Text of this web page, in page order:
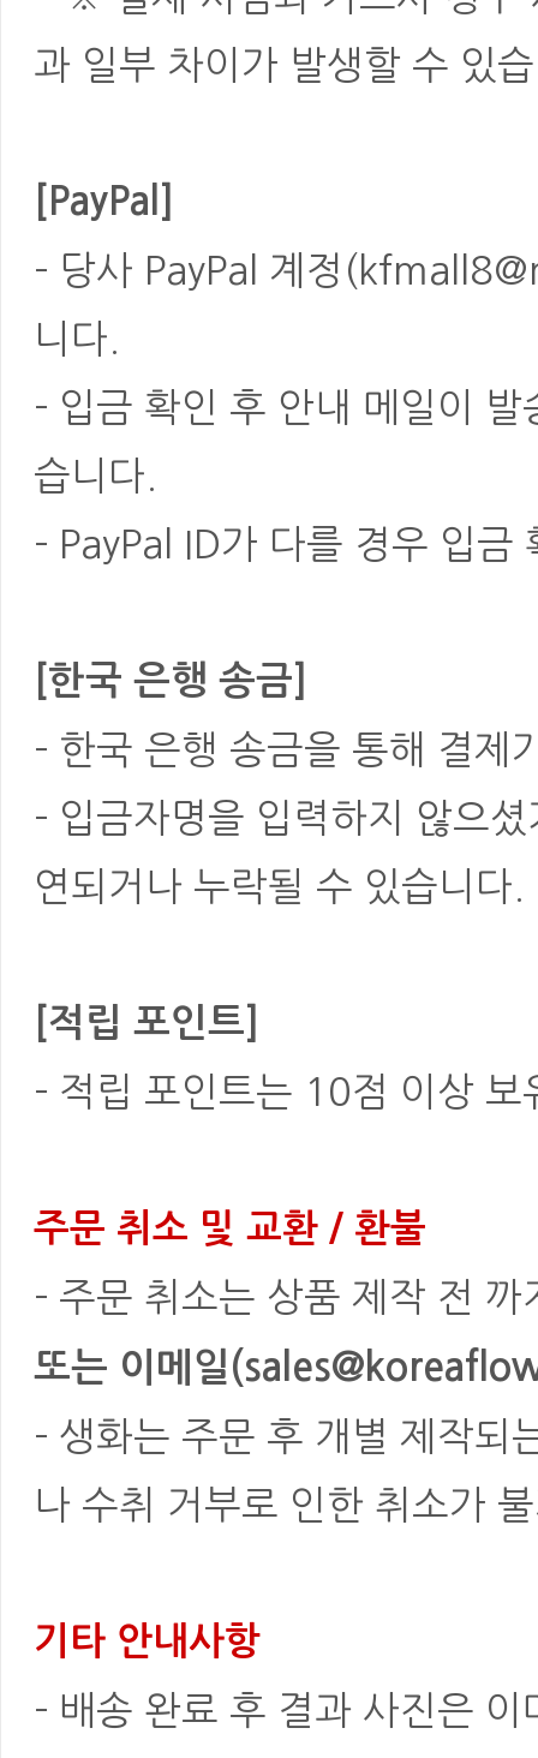
과 일부 차이가 발생할 수 있
[PayPal]
- 당사 PayPal 계정
니다.
- 입금 확인 후 안내 메일이
습니다.
- PayPal ID가 다를 경우 입금
[한국 은행 송금]
- 한국 은행 송금을 통해 결제
- 입금자명을 입력하지 않으
연되거나 누락될 수 있습니다.
[적립 포인트]
- 적립 포인트는 10점 이상
주문 취소 및 교환 / 환불
- 주문 취소는 상품 제작 전
또는 이메일
- 생화는 주문 후 개별 제작되
나 수취 거부로 인한 취소가
기타 안내사항
- 배송 완료 후 결과 사진은